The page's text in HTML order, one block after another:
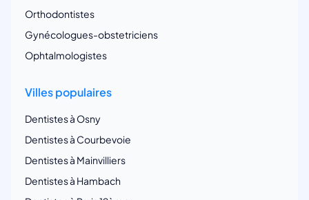
Orthodontistes
Gynécologues-obstetriciens
Ophtalmologistes
Villes populaires
Dentistes à Osny
Dentistes à Courbevoie
Dentistes à Mainvilliers
Dentistes à Hambach